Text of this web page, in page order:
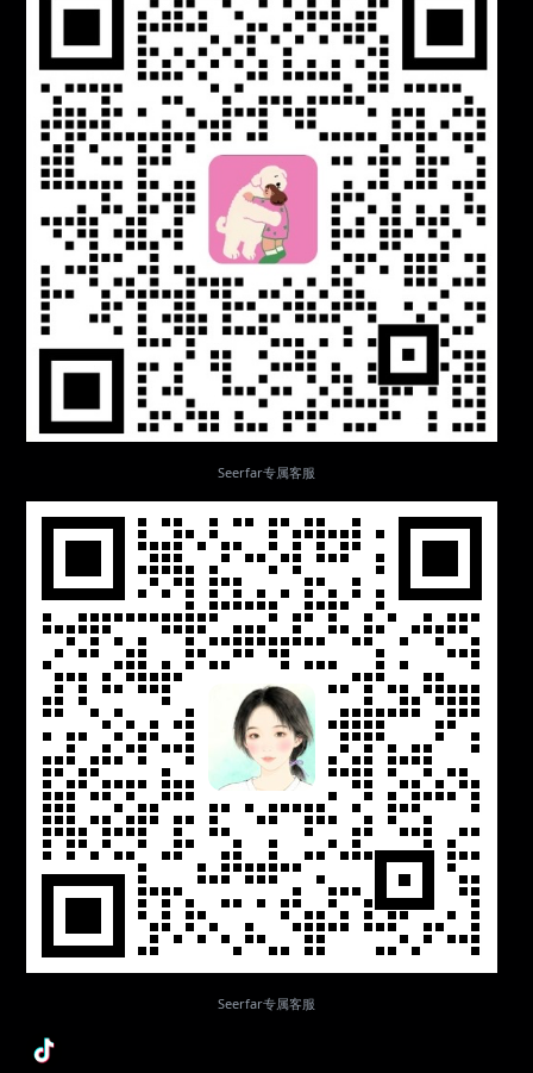
Seerfar专属客服
Seerfar专属客服